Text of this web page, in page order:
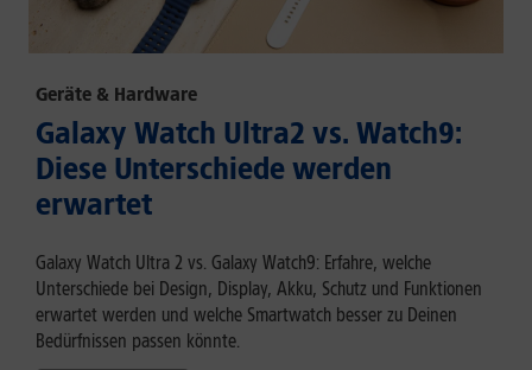
Geräte & Hardware
Galaxy Watch Ultra2 vs. Watch9:
Diese Unterschiede werden
erwartet
Galaxy Watch Ultra 2 vs. Galaxy Watch9: Erfahre, welche
Unterschiede bei Design, Display, Akku, Schutz und Funktionen
erwartet werden und welche Smartwatch besser zu Deinen
Bedürfnissen passen könnte.